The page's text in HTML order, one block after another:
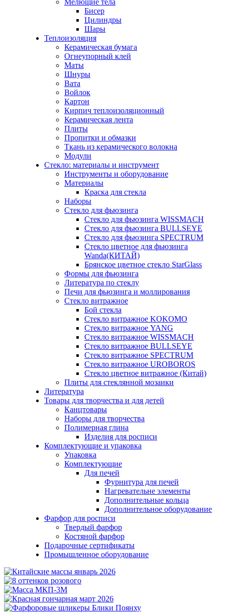
Мелющие тела
Бисер
Цилиндры
Шары
Теплоизоляция
Керамическая бумага
Огнеупорный клей
Маты
Шнуры
Вата
Войлок
Картон
Кирпич теплоизоляционный
Керамическая лента
Плиты
Пропитки и обмазки
Ткань из керамического волокна
Модули
Стекло: материалы и инструмент
Инструменты и оборудование
Материалы
Краска для стекла
Наборы
Стекло для фьюзинга
Стекло для фьюзинга WISSMACH
Стекло для фьюзинга BULLSEYE
Стекло для фьюзинга SPECTRUM
Стекло цветное для фьюзинга
Wanda(КИТАЙ)
Брянское цветное стекло StarGlass
Формы для фьюзинга
Литература по стеклу
Печи для фьюзинга и моллирования
Стекло витражное
Бой стекла
Стекло витражное KOKOMO
Стекло витражное YANG
Стекло витражное WISSMACH
Стекло витражное BULLSEYE
Стекло витражное SPECTRUM
Стекло витражное UROBOROS
Стекло цветное витражное (Китай)
Плиты для стеклянной мозаики
Литература
Товары для творчества и для детей
Канцтовары
Наборы для творчества
Полимерная глина
Изделия для росписи
Комплектующие и упаковка
Упаковка
Комплектующие
Для печей
Фурнитура для печей
Нагревательне элементы
Дополнительные кольца
Дополнительное оборудование
Фарфор для росписи
Твердый фарфор
Костяной фарфор
Подарочные сертификаты
Промышленное оборудование